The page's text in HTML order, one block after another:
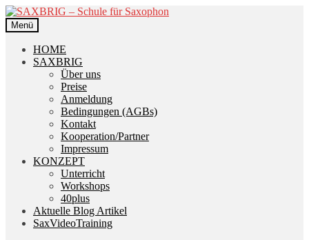
Zur
Navigation
springen
Zum
Inhalt
springen
Menü
HOME
SAXBRIG
Über uns
Preise
Anmeldung
Bedingungen (AGBs)
Kontakt
Kooperation/Partner
Impressum
KONZEPT
Unterricht
Workshops
40plus
Aktuelle Blog Artikel
SaxVideoTraining